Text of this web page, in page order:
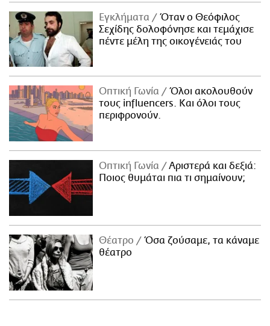
Εγκλήματα
Όταν ο Θεόφιλος
Σεχίδης δολοφόνησε και τεμάχισε
πέντε μέλη της οικογένειάς του
Οπτική Γωνία
Όλοι ακολουθούν
τους influencers. Και όλοι τους
περιφρονούν.
Οπτική Γωνία
Αριστερά και δεξιά:
Ποιος θυμάται πια τι σημαίνουν;
Θέατρο
Όσα ζούσαμε, τα κάναμε
θέατρο